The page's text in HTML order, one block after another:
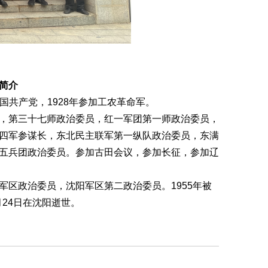
介
共产党， 1928年参加工农革命军。
三十七师政治委员，红一军团第一师政治委员，
军参谋长，东北民主联军第一纵队政治委员，东满
兵团政治委员。参加古田会议，参加长征，参加辽
政治委员，沈阳军区第二政治委员。 1955年被
24日在沈阳逝世。